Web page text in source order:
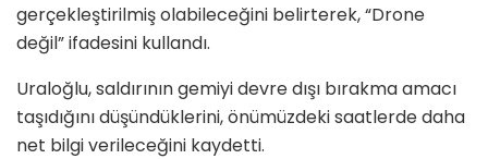
gerçekleştirilmiş olabileceğini belirterek, “Drone
değil” ifadesini kullandı.
Uraloğlu, saldırının gemiyi devre dışı bırakma amacı
taşıdığını düşündüklerini, önümüzdeki saatlerde daha
net bilgi verileceğini kaydetti.